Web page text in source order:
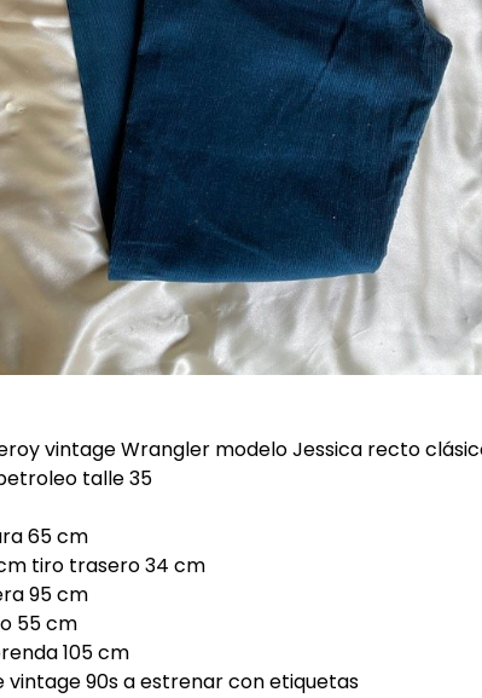
vintage Wrangler modelo Jessica recto
talle 35
65 cm
tiro trasero 34 cm
95 cm
55 cm
105 cm
vintage 90s a estrenar con etiquetas